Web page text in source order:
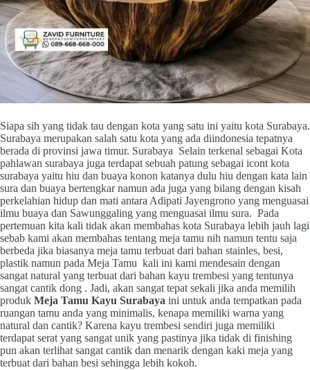
Siapa sih yang tidak tau dengan kota yang satu ini yaitu kota Surabaya.
Surabaya merupakan salah satu kota yang ada diindonesia tepatnya
berada di provinsi jawa timur. Surabaya Selain terkenal sebagai Kota
pahlawan surabaya juga terdapat sebuah patung sebagai icont kota
surabaya yaitu hiu dan buaya konon katanya dulu hiu dengan kata lain
sura dan buaya bertengkar namun ada juga yang bilang dengan kisah
perkelahian hidup dan mati antara Adipati Jayengrono yang menguasai
ilmu buaya dan Sawunggaling yang menguasai ilmu sura. Pada
pertemuan kita kali tidak akan membahas kota Surabaya lebih jauh lagi
sebab kami akan membahas tentang meja tamu nih namun tentu saja
berbeda jika biasanya meja tamu terbuat dari bahan stainles, besi,
plastik namun pada Meja Tamu kali ini kami mendesain dengan
sangat natural yang terbuat dari bahan kayu trembesi yang tentunya
sangat cantik dong . Jadi, akan sangat tepat sekali jika anda memilih
produk Meja Tamu Kayu Surabaya ini untuk anda tempatkan pada
ruangan tamu anda yang minimalis, kenapa memiliki warna yang
natural dan cantik? Karena kayu trembesi sendiri juga memiliki
terdapat serat yang sangat unik yang pastinya jika tidak di finishing
pun akan terlihat sangat cantik dan menarik dengan kaki meja yang
terbuat dari bahan besi sehingga lebih kokoh.